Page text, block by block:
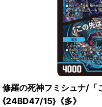
修羅の死神フミシュナ/「
{24BD47/15}《多》